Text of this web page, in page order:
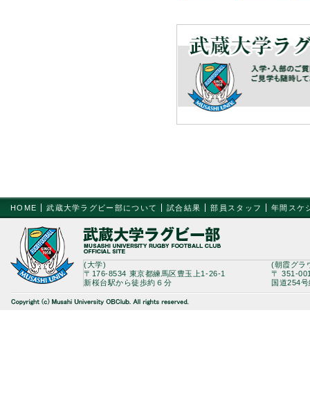
HOME 武蔵大学ラグビー部について 試合結果 部員スタッフ 年間スケ
(大学)
〒176-8534 東京都練馬区豊玉上1-26-1
新桜台駅から徒歩約６分
(朝霞グラ
〒 351-
国道254